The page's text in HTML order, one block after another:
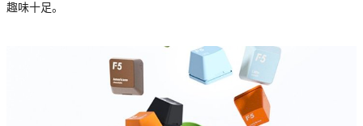
趣味十足。